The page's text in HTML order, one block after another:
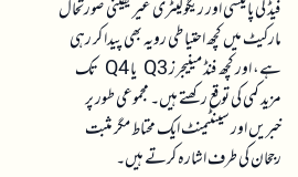
فیڈ کی پالیسی اور ریگولیٹری غیر یقینی صورتحال
مارکیٹ میں کچھ احتیاطی رویہ بھی پیدا کر رہی
ہے، اور کچھ فنڈ مینیجرز Q3 یا Q4 تک
مزید کمی کی توقع رکھتے ہیں۔ مجموعی طور پر
خبریں اور سینٹیمنٹ ایک محتاط مگر مثبت
رجحان کی طرف اشارہ کرتے ہیں۔